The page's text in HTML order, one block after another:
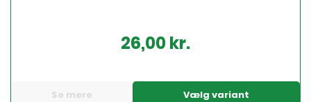
26,00 kr.
Se mere Vælg variant